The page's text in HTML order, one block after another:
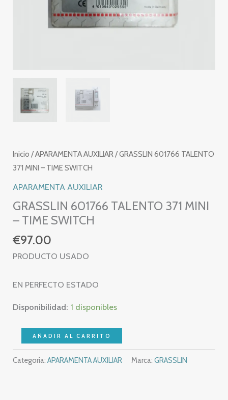
Inicio /APARAMENTA AUXILIAR/ GRASSLIN 601766 TALENTO
371 MINI – TIME SWITCH
APARAMENTA AUXILIAR
GRASSLIN 601766 TALENTO 371 MINI
– TIME SWITCH
€97.00
PRODUCTO USADO
EN PERFECTO ESTADO
Disponibilidad: 1 disponibles
GRASSLIN
601766
TALENTO
AÑADIR AL CARRITO
Categoría:APARAMENTA AUXILIAR Marca:GRASSLIN